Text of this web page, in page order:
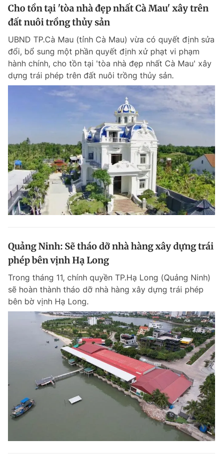
Cho tồn tại 'tòa nhà đẹp nhất Cà Mau' xây trên
đất nuôi trồng thủy sản
UBND TP.Cà Mau (tỉnh Cà Mau) vừa có quyết định sửa
đổi, bổ sung một phần quyết định xử phạt vi phạm
hành chính, cho tồn tại 'tòa nhà đẹp nhất Cà Mau' xây
dựng trái phép trên đất nuôi trồng thủy sản.
Quảng Ninh: Sẽ tháo dỡ nhà hàng xây dựng trái
phép bên vịnh Hạ Long
Trong tháng 11, chính quyền TP.Hạ Long (Quảng Ninh)
sẽ hoàn thành tháo dỡ nhà hàng xây dựng trái phép
bên bờ vịnh Hạ Long.